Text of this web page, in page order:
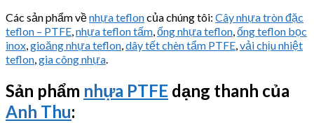
Các sản phẩm vềnhựa tefloncủa chúng tôi: Cây nhựa tròn đặc
teflon – PTFE,nhựa teflon tấm,ống nhựa teflon,ống teflon bọc
inox,gioăng nhựa teflon,dây tết chèn tẩm PTFE,vải chịu nhiệt
teflon,gia công nhựa.
Sản phẩm nhựa PTFE dạng thanh của
Anh Thu: